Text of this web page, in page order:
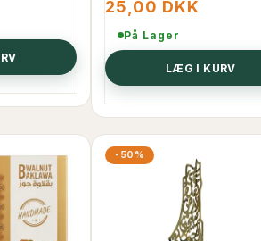
25,00 DKK
På Lager
LÆG I KURV
-50%